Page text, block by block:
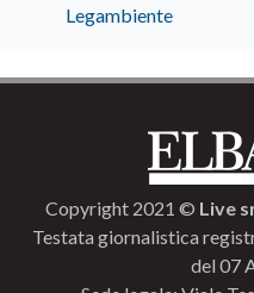
Legambiente
Copyright 2021 © Live
Testata giornalistica
del 07